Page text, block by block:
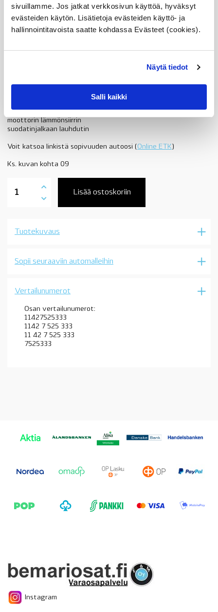
sivuillamme. Jos jatkat verkkosivun käyttöä, hyväksyt
evästeiden käytön. Lisätietoja evästeiden käyttö- ja
hallinnointitavoista saatte kohdassa Evästeet (cookies).
Näytä tiedot
Salli kaikki
Z4 E85 2.2i N52, 2.5si, 3.0si
Z4 E86 3.0si
1142 7 525 333
BMW lämmönvaihtimet
moottorin lämmönsiirrin
suodatinjalkaan lauhdutin
Voit katsoa linkistä sopivuuden autoosi ( Online ETK )
Ks. kuvan kohta 09
lämmönvaihdin,
N53,
sopivuus
Lisää ostoskoriin
Tuotekuvaus
Sopii seuraaviin automalleihin
Vertailunumerot
Osan vertailunumerot:
11427525333
1142 7 525 333
11 42 7 525 333
7525333
Instagram